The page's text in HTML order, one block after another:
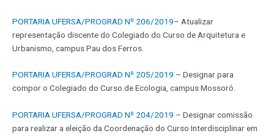
PORTARIA UFERSA/PROGRAD Nº 206/2019– Atualizar
representação discente do Colegiado do Curso de Arquitetura e
Urbanismo, campus Pau dos Ferros.
PORTARIA UFERSA/PROGRAD Nº 205/2019 – Designar para
compor o Colegiado do Curso de Ecologia, campus Mossoró.
PORTARIA UFERSA/PROGRAD Nº 204/2019 – Designar comissão
para realizar a eleição da Coordenação do Curso Interdisciplinar em